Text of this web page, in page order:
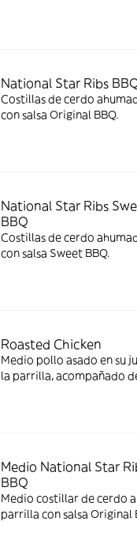
National Star Ribs
Costillas de cerdo
con salsa Original BBQ.
National Star Ribs
BBQ
Costillas de cerdo
con salsa Sweet BBQ.
Roasted Chicken
Medio pollo asado en su
la parrilla, acompañado
Medio National Star
BBQ
Medio costillar de cerdo
parrilla con salsa Original